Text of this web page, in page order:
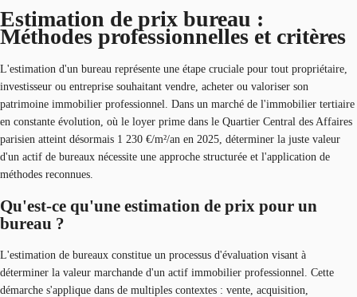
Favoris
Estimation de prix bureau :
Méthodes professionnelles et critères
L'estimation d'un bureau représente une étape cruciale pour tout propriétaire,
investisseur ou entreprise souhaitant vendre, acheter ou valoriser son
patrimoine immobilier professionnel. Dans un marché de l'immobilier tertiaire
en constante évolution, où le loyer prime dans le Quartier Central des Affaires
parisien atteint désormais 1 230 €/m²/an en 2025, déterminer la juste valeur
d'un actif de bureaux nécessite une approche structurée et l'application de
méthodes reconnues.
Qu'est-ce qu'une estimation de prix pour un
bureau ?
L'estimation de bureaux constitue un processus d'évaluation visant à
déterminer la valeur marchande d'un actif immobilier professionnel. Cette
démarche s'applique dans de multiples contextes : vente, acquisition,